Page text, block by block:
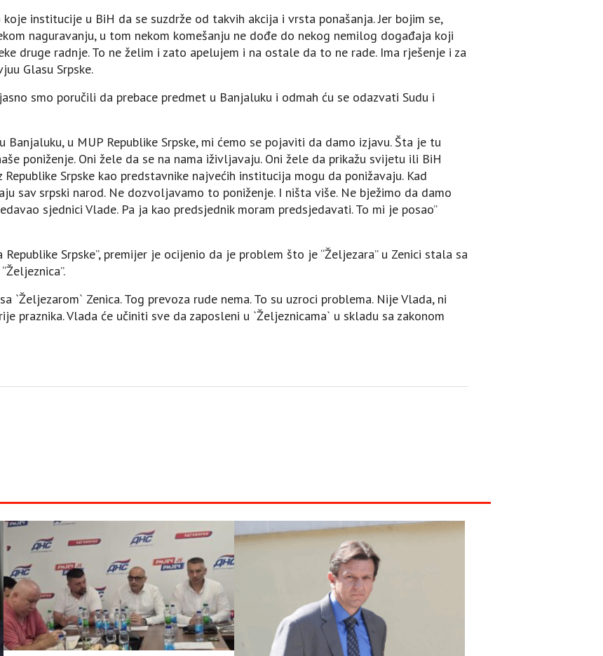
institucije u BiH da se suzdrže od takvih akcija i vrsta ponašanja. Jer bojim se,
naguravanju, u tom nekom komešanju ne dođe do nekog nemilog događaja koji
druge radnje. To ne želim i zato apelujem i na ostale da to ne rade. Ima rješenje i za
Glasu Srpske.
smo poručili da prebace predmet u Banjaluku i odmah ću se odazvati Sudu i
u MUP Republike Srpske, mi ćemo se pojaviti da damo izjavu. Šta je tu
poniženje. Oni žele da se na nama iživljavaju. Oni žele da prikažu svijetu ili BiH
Srpske kao predstavnike najvećih institucija mogu da ponižavaju. Kad
sav srpski narod. Ne dozvoljavamo to poniženje. I ništa više. Ne bježimo da damo
sjednici Vlade. Pa ja kao predsjednik moram predsjedavati. To mi je posao”
Srpske”, premijer je ocijenio da je problem što je “Željezara” u Zenici stala sa
`Željezarom` Zenica. Tog prevoza rude nema. To su uzroci problema. Nije Vlada, ni
praznika. Vlada će učiniti sve da zaposleni u `Željeznicama` u skladu sa zakonom